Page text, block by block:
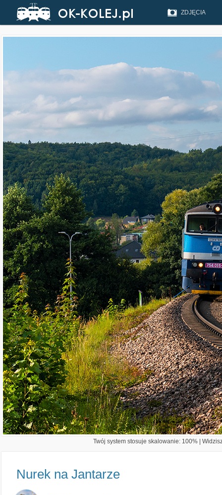
ZDJĘCIA
Twój system stosuje skalowanie: 100% |
Nurek na Jantarze